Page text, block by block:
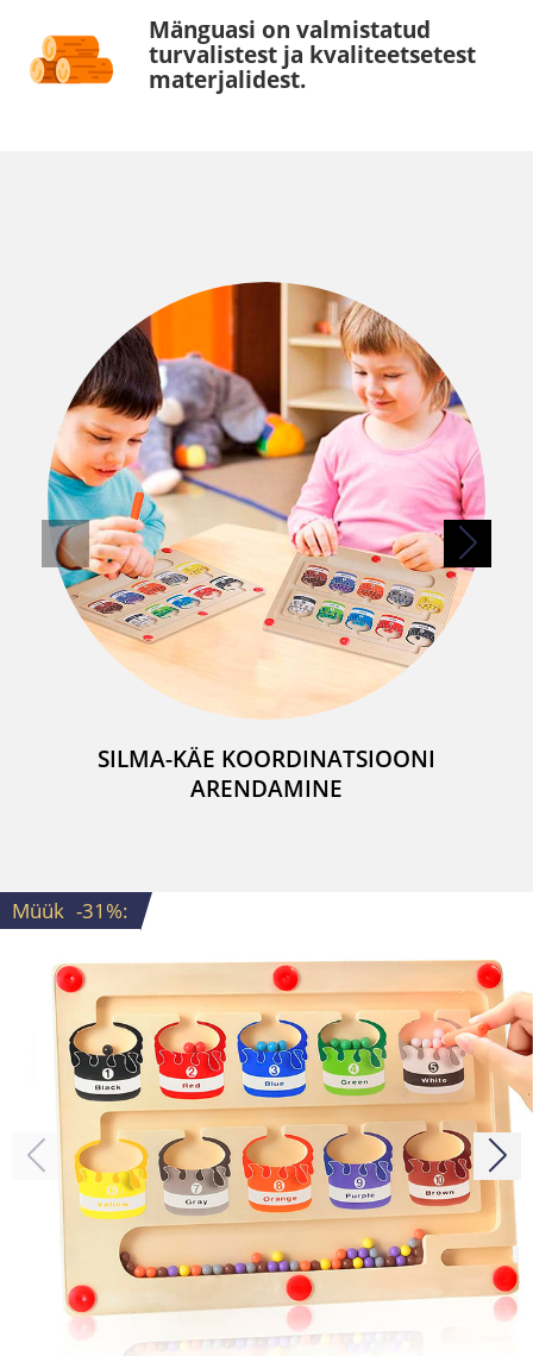
Mänguasi on valmistatud
turvalistest ja kvaliteetsetest
materjalidest.
SILMA-KÄE KOORDINATSIOONI
ARENDAMINE
Müük -31%: